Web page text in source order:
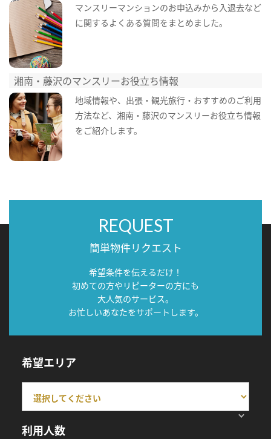
マンスリーマンションのお申込みから入退去など
に関するよくある質問をまとめました。
湘南・藤沢のマンスリーお役立ち情報
地域情報や、出張・観光旅行・おすすめのご利用
方法など、湘南・藤沢のマンスリーお役立ち情報
をご紹介します。
REQUEST
簡単物件リクエスト
希望条件を伝えるだけ！
初めての方やリピーターの方にも
大人気のサービス。
お忙しいあなたをサポートします。
希望エリア
利用人数